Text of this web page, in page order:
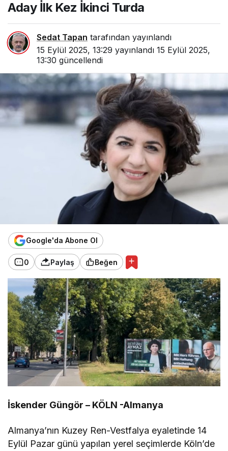
Aday İlk Kez İkinci Turda
Sedat Tapan tarafından yayınlandı
15 Eylül 2025, 13:29 yayınlandı 15 Eylül 2025,
13:30 güncellendi
Google'da Abone Ol
0 Paylaş Beğen
İskender Güngör – KÖLN -Almanya
Almanya’nın Kuzey Ren-Vestfalya eyaletinde 14
Eylül Pazar günü yapılan yerel seçimlerde Köln’de